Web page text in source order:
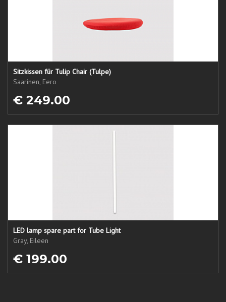
Sitzkissen für Tulip Chair (Tulpe)
Saarinen, Eero
€ 249.00
LED lamp spare part for Tube Light
Gray, Eileen
€ 199.00